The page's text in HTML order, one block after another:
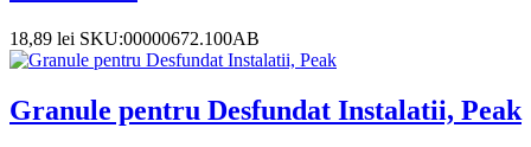
18,89 lei SKU:00000672.100AB
Granule pentru Desfundat Instalatii, Peak